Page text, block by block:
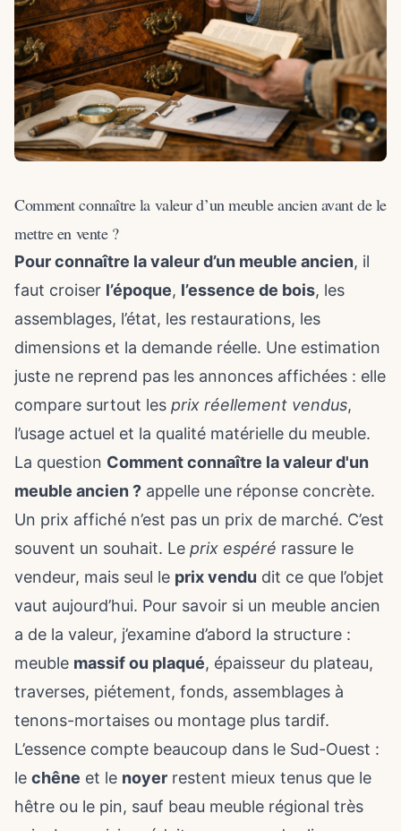
Comment connaître la valeur d’un meuble ancien avant de le
mettre en vente ?
Pour connaître la valeur d’un meuble ancien, il
faut croiser l’époque, l’essence de bois, les
assemblages, l’état, les restaurations, les
dimensions et la demande réelle. Une estimation
juste ne reprend pas les annonces affichées : elle
compare surtout les prix réellement vendus,
l’usage actuel et la qualité matérielle du meuble.
La question Comment connaître la valeur d'un
meuble ancien ? appelle une réponse concrète.
Un prix affiché n’est pas un prix de marché. C’est
souvent un souhait. Le prix espéré rassure le
vendeur, mais seul le prix vendu dit ce que l’objet
vaut aujourd’hui. Pour savoir si un meuble ancien
a de la valeur, j’examine d’abord la structure :
meuble massif ou plaqué, épaisseur du plateau,
traverses, piétement, fonds, assemblages à
tenons-mortaises ou montage plus tardif.
L’essence compte beaucoup dans le Sud-Ouest :
le chêne et le noyer restent mieux tenus que le
hêtre ou le pin, sauf beau meuble régional très